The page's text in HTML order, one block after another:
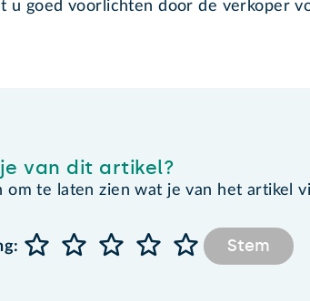
u goed voorlichten door de verkoper
van dit artikel?
om te laten zien wat je van het artikel
Stem